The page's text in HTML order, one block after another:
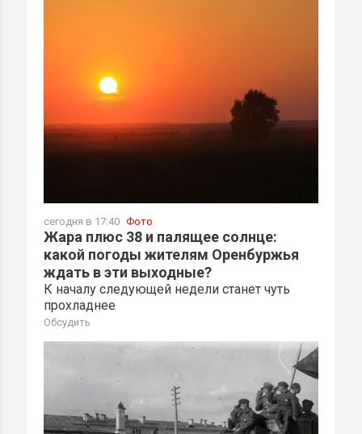
сегодня в 17:40 Фото
Жара плюс 38 и палящее солнце:
какой погоды жителям Оренбуржья
ждать в эти выходные?
К началу следующей недели станет чуть
прохладнее
Обсудить